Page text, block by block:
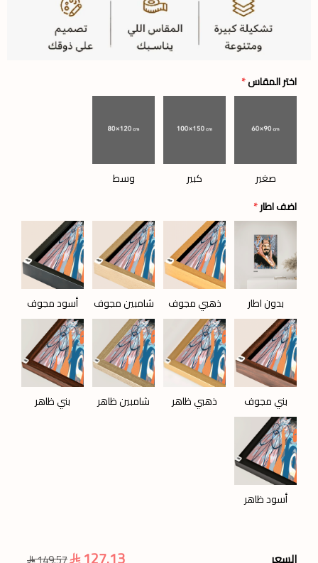
اختر المقاس*
صغير كبير
وسط
اضف اطار*
بدون اطار ذهبي مجوف شامبين مجوف أسود مجوف
بني مجوف ذهبي ظاهر شامبين ظاهر بني ظاهر
أسود ظاهر
السعر